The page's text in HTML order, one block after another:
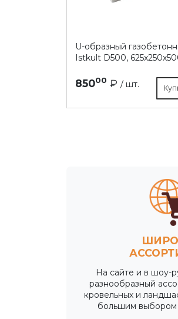
U-образный
Istkult D500,
85000 ₽ / шт.
На сайте и в шоу-
разнообразный
кровельных и
большим выбором